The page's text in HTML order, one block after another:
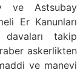
ve Astsubay
Er Kanunları
takip
askerlikten
ve manevi